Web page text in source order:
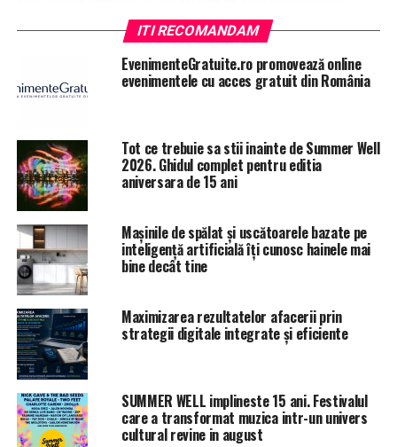
cerere pentru avocat din oficiu”, a dezvăluit Ana Maria
Bujor, trimisul special al Antena 3 în Costa Rica.
ARTICOLE PE ACEIASI TEMA: PRIMA
ADEVĂRATA lovitură pentru Liviu Dragnea ABIA ACUM
vine: Nu se aștepta la asta | JiulAZI
NU RATATI
Detalii neștiute! Ce pensie are Nadia Comăneci? | JiulAZI
ITI RECOMANDAM
EvenimenteGratuite.ro promovează online
evenimentele cu acces gratuit din România
Tot ce trebuie sa stii inainte de Summer Well
2026. Ghidul complet pentru editia
aniversara de 15 ani
Mașinile de spălat și uscătoarele bazate pe
inteligență artificială îți cunosc hainele mai
bine decât tine
Maximizarea rezultatelor afacerii prin
strategii digitale integrate și eficiente
SUMMER WELL implineste 15 ani. Festivalul
care a transformat muzica intr-un univers
cultural revine in august